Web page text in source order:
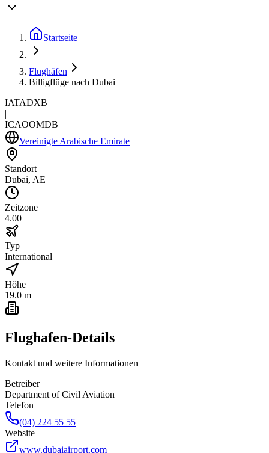
Startseite
Flughäfen
Billigflüge nach Dubai
IATADXB
|
ICAOOMDB
Vereinigte Arabische Emirate
Standort
Dubai, AE
Zeitzone
4.00
Typ
International
Höhe
19.0 m
Flughafen-Details
Kontakt und weitere Informationen
Betreiber
Department of Civil Aviation
Telefon
(04) 224 55 55
Website
www.dubaiairport.com